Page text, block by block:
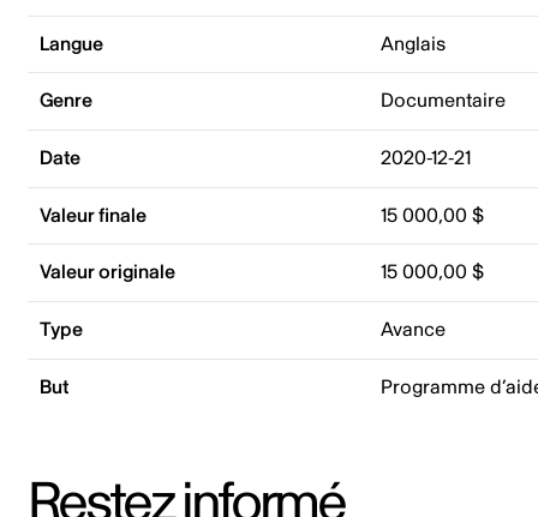
Langue Anglais
Genre Documentaire
Date 2020-12-21
Valeur finale 15 000,00 $
Valeur originale 15 000,00 $
Type Avance
But Programme